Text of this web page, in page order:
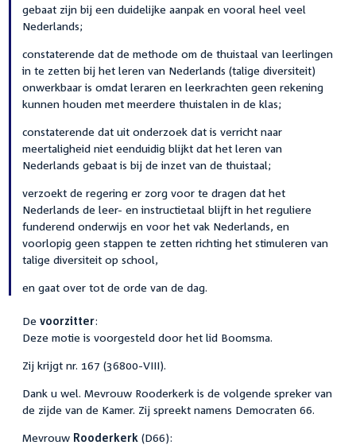
gebaat zijn bij een duidelijke aanpak en vooral heel veel
Nederlands;
constaterende dat de methode om de thuistaal van leerlingen
in te zetten bij het leren van Nederlands (talige diversiteit)
onwerkbaar is omdat leraren en leerkrachten geen rekening
kunnen houden met meerdere thuistalen in de klas;
constaterende dat uit onderzoek dat is verricht naar
meertaligheid niet eenduidig blijkt dat het leren van
Nederlands gebaat is bij de inzet van de thuistaal;
verzoekt de regering er zorg voor te dragen dat het
Nederlands de leer- en instructietaal blijft in het reguliere
funderend onderwijs en voor het vak Nederlands, en
voorlopig geen stappen te zetten richting het stimuleren van
talige diversiteit op school,
en gaat over tot de orde van de dag.
De voorzitter:
Deze motie is voorgesteld door het lid Boomsma.
Zij krijgt nr. 167 (36800-VIII).
Dank u wel. Mevrouw Rooderkerk is de volgende spreker van
de zijde van de Kamer. Zij spreekt namens Democraten 66.
Mevrouw Rooderkerk (D66):